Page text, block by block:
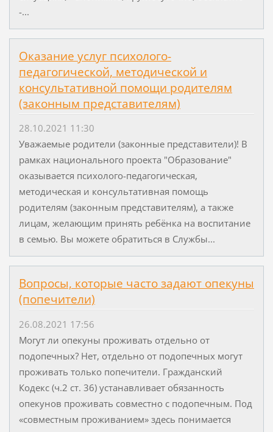
-...
Оказание услуг психолого-
педагогической, методической и
консультативной помощи родителям
(законным представителям)
28.10.2021 11:30
Уважаемые родители (законные представители)! В
рамках национального проекта "Образование"
оказывается психолого-педагогическая,
методическая и консультативная помощь
родителям (законным представителям), а также
лицам, желающим принять ребёнка на воспитание
в семью. Вы можете обратиться в Службы...
Вопросы, которые часто задают опекуны
(попечители)
26.08.2021 17:56
Могут ли опекуны проживать отдельно от
подопечных? Нет, отдельно от подопечных могут
проживать только попечители. Гражданский
Кодекс (ч.2 ст. 36) устанавливает обязанность
опекунов проживать совместно с подопечным. Под
«совместным проживанием» здесь понимается